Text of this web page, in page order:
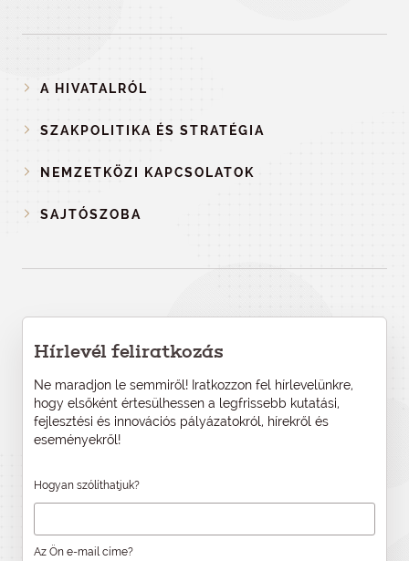
A HIVATALRÓL
SZAKPOLITIKA ÉS STRATÉGIA
NEMZETKÖZI KAPCSOLATOK
SAJTÓSZOBA
Hírlevél feliratkozás
Ne maradjon le semmiről! Iratkozzon fel hírlevelünkre,
hogy elsőként értesülhessen a legfrissebb kutatási,
fejlesztési és innovációs pályázatokról, hírekről és
eseményekről!
Hogyan szólíthatjuk?
Az Ön e-mail címe?